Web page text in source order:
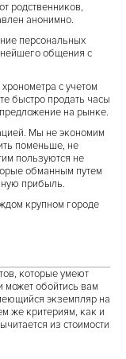
родственников,
анонимно.
персональных
общения с
с учетом
быстро продать часы
на рынке.
Мы не экономим
поменьше, не
пользуются не
обманным путем
прибыль.
крупном городе
которые умеют
может обойтись вам
экземпляр на
же критериям, как и
из стоимости